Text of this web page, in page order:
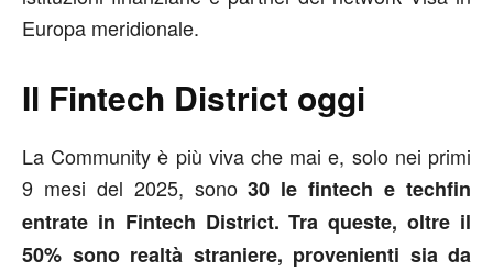
Europa meridionale.
Il Fintech District oggi
La Community è più viva che mai e, solo nei primi
9 mesi del 2025, sono30 le fintech e techfin
entrate in Fintech District. Tra queste, oltre il
50% sono realtà straniere, provenienti sia da